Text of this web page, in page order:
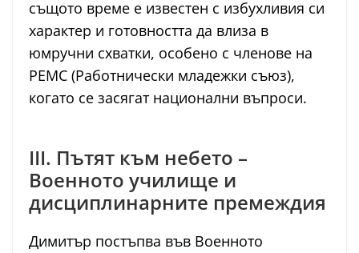
същото време е известен с избухливия си
характер и готовността да влиза в
юмручни схватки, особено с членове на
РЕМС (Работнически младежки съюз),
когато се засягат национални въпроси.
III. Пътят към небето –
Военното училище и
дисциплинарните премеждия
Димитър постъпва във Военното